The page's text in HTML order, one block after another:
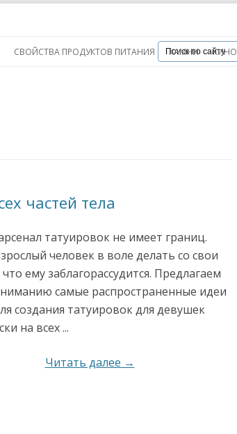
СВОЙСТВА ПРОДУКТОВ ПИТАНИЯ КАМНИ КИНО
частей тела
татуировок не имеет границ.
человек в воле делать со свои
ему заблагорассудится. Предлагаем
самые распространенные идеи
создания татуировок для девушек
на всех ...
Читать далее →